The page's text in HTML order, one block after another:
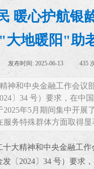
暖心护航
大地暖阳"助
发布时间: 2025-06-13 435
神和中央金融工作会
〕34 号）要求，在中
2025年5月期间集中开
务特殊群体方面取得显
大精神和中央金融工
〔2024〕34 号）要求